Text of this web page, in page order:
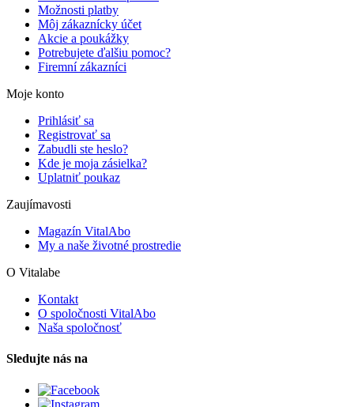
Možnosti platby
Môj zákaznícky účet
Akcie a poukážky
Potrebujete ďalšiu pomoc?
Firemní zákazníci
Moje konto
Prihlásiť sa
Registrovať sa
Zabudli ste heslo?
Kde je moja zásielka?
Uplatniť poukaz
Zaujímavosti
Magazín VitalAbo
My a naše životné prostredie
O Vitalabe
Kontakt
O spoločnosti VitalAbo
Naša spoločnosť
Sledujte nás na